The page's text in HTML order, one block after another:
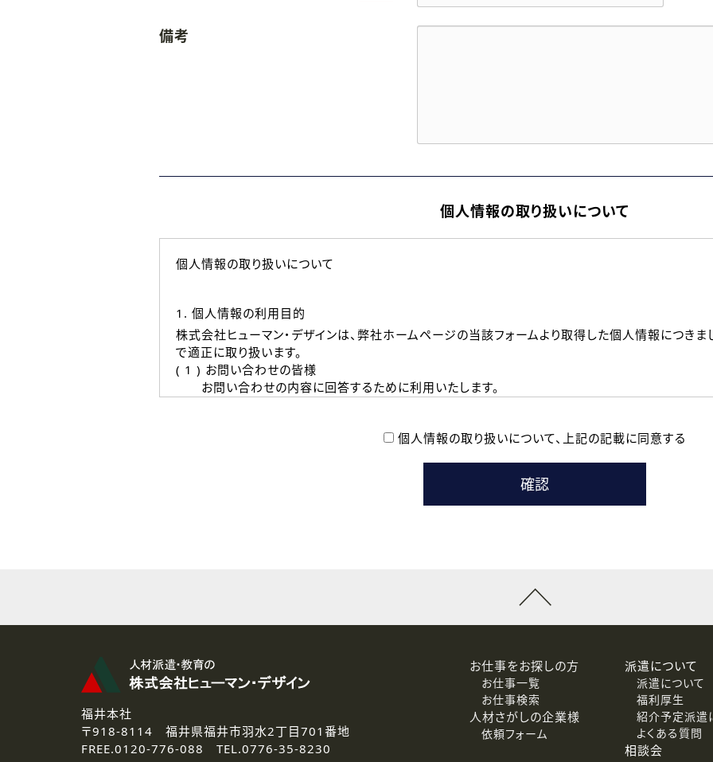
備考
個人情報の取り扱いについて
個人情報の取り扱いについて
1. 個人情報の利用目的
株式会社ヒューマン・デザインは、弊社ホームページの当該フォームより取得した個人情報につき
で適正に取り扱います。
( 1 ) お問い合わせの皆様
お問い合わせの内容に回答するために利用いたします。
本登録に関するご連絡および本登録時の参考情報として利用いたします。
なお、ご連絡手段は、電話・Ｅメールのいずれかの方法といたします。
3.個人情報の取り扱いの委託
弊社の定める個人情報保護の評価基準を満たした委託先に、個人情報を委託する場合があります。
4.個人情報の開示等について
ご提供いただいた個人情報の開示等（利用目的の通知、開示、訂正、追加または削除、利用の停止、
個人情報の取り扱いについて、 上記の記載に同意する
福井本社
〒918-8114 福井県福井市羽水2丁目701番地
FREE.0120-776-088 TEL.0776-35-8230
お仕事をお探しの方
お仕事一覧
お仕事検索
人材さがしの企業様
依頼フォーム
派遣について
派遣について
福利厚生
紹介予定派遣
よくある質問
相談会